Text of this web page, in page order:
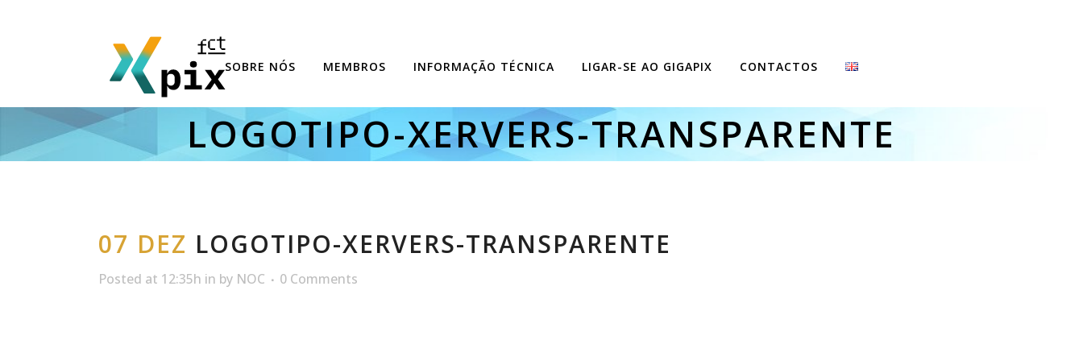
SOBRE NÓS MEMBROS INFORMAÇÃO TÉCNICA LIGAR-SE AO GIGAPIX CONTACTOS
LOGOTIPO-XERVERS-TRANSPARENTE
07 DEZ LOGOTIPO-XERVERS-TRANSPARENTE
Posted at 12:35h in by NOC 0 Comments